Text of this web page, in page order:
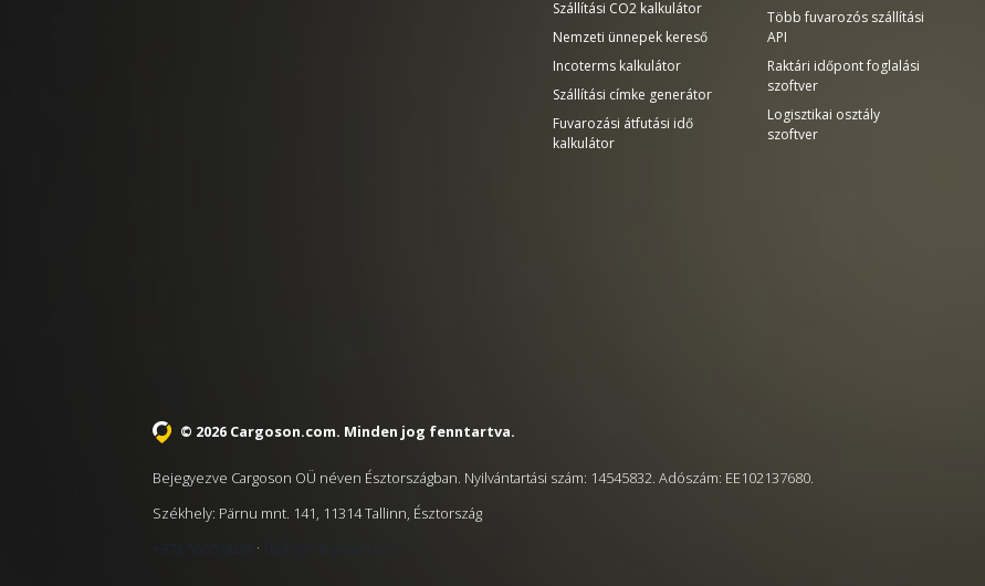
Szállítási CO2 kalkulátor
Nemzeti ünnepek kereső
Incoterms kalkulátor
Szállítási címke generátor
Fuvarozási átfutási idő
kalkulátor
Több fuvarozós szállítási
API
Raktári időpont foglalási
szoftver
Logisztikai osztály
szoftver
© 2026 Cargoson.com. Minden jog fenntartva.
Bejegyezve Cargoson OÜ néven Észtországban. Nyilvántartási szám: 14545832. Adószám: EE102137680.
Székhely: Pärnu mnt. 141, 11314 Tallinn, Észtország
+372 5555 0028
· hello@cargoson.com